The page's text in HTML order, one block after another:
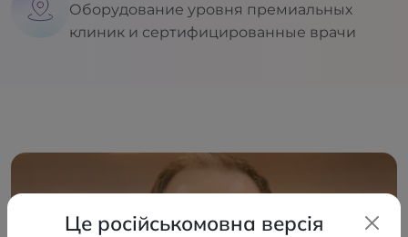
Оборудование уровня премиальных
клиник и сертифицированные врачи
Це російськомовна версія